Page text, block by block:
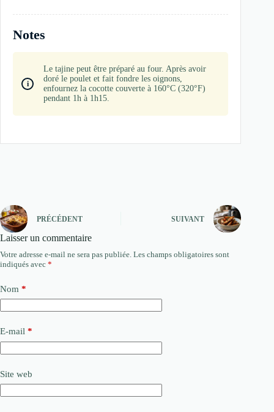
Notes
Le tajine peut être préparé au four. Après avoir
doré le poulet et fait fondre les oignons,
enfournez la cocotte couverte à 160°C (320°F)
pendant 1h à 1h15.
PRÉCÉDENT SUIVANT
Laisser un commentaire
Votre adresse e-mail ne sera pas publiée. Les champs obligatoires sont
indiqués avec *
Nom *
E-mail *
Site web